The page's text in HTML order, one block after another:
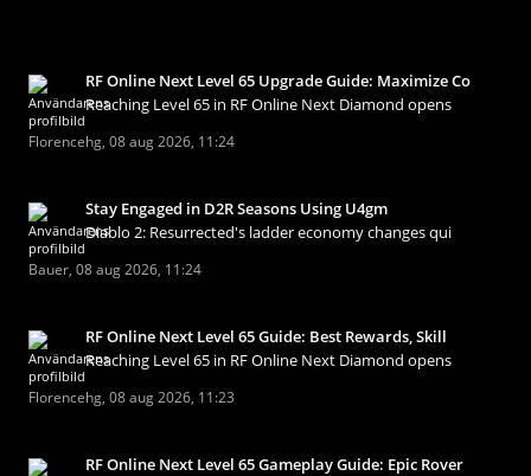
RF Online Next Level 65 Upgrade Guide: Maximize Co
Reaching Level 65 in RF Online Next Diamond opens
Florencehg, 08 aug 2026, 11:24
Stay Engaged in D2R Seasons Using U4gm
Diablo 2: Resurrected's ladder economy changes qui
Bauer, 08 aug 2026, 11:24
RF Online Next Level 65 Guide: Best Rewards, Skill
Reaching Level 65 in RF Online Next Diamond opens
Florencehg, 08 aug 2026, 11:23
RF Online Next Level 65 Gameplay Guide: Epic Rover